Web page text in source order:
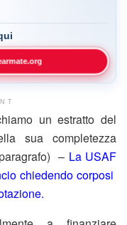
un estratto del
sua completezza
– La USAF
chiedendo corposi